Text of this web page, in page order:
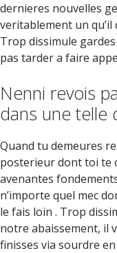
dernieres nouvelles
veritablement un
Trop dissimule
pas tarder a faire
Nenni revois
dans une telle
Quand tu demeures
posterieur dont toi te
avenantes
n’importe quel mec
le fais loin . Trop
notre abaissement, il
finisses via sourdre